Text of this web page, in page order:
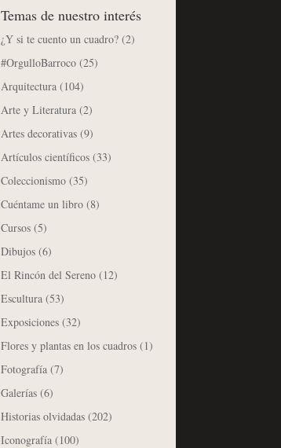
Temas de nuestro interés
¿Y si te cuento un cuadro? (2)
#OrgulloBarroco (25)
Arquitectura (104)
Arte y Literatura (2)
Artes decorativas (9)
Artículos científicos (33)
Coleccionismo (35)
Cuéntame un libro (8)
Cursos (5)
Dibujos (6)
El Rincón del Sereno (12)
Escultura (53)
Exposiciones (32)
Flores y plantas en los cuadros (1)
Fotografía (7)
Galerías (6)
Historias olvidadas (202)
Iconografía (100)